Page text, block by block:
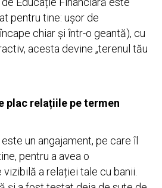
pentru tine: ușor de
chiar și într-o geantă), cu
acesta devine „terenul tău
plac relațiile pe termen
un angajament, pe care îl
pentru a avea o
a relației tale cu banii.